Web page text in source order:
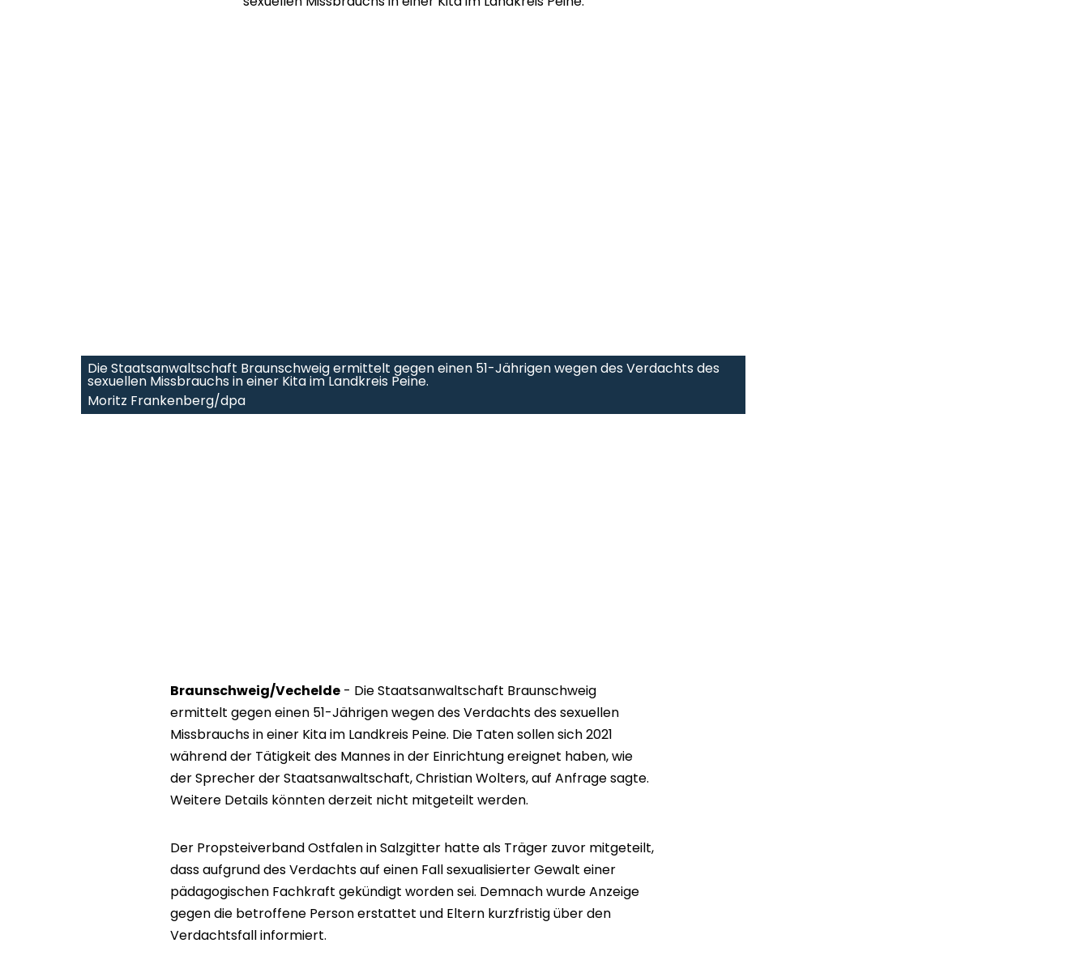
Die Staatsanwaltschaft Braunschweig ermittelt gegen einen 51-Jährigen wegen des Verdachts des
sexuellen Missbrauchs in einer Kita im Landkreis Peine.
Moritz Frankenberg/dpa
Braunschweig/Vechelde - Die Staatsanwaltschaft Braunschweig
ermittelt gegen einen 51-Jährigen wegen des Verdachts des sexuellen
Missbrauchs in einer Kita im Landkreis Peine. Die Taten sollen sich 2021
während der Tätigkeit des Mannes in der Einrichtung ereignet haben, wie
der Sprecher der Staatsanwaltschaft, Christian Wolters, auf Anfrage sagte.
Weitere Details könnten derzeit nicht mitgeteilt werden.
Der Propsteiverband Ostfalen in Salzgitter hatte als Träger zuvor mitgeteilt,
dass aufgrund des Verdachts auf einen Fall sexualisierter Gewalt einer
pädagogischen Fachkraft gekündigt worden sei. Demnach wurde Anzeige
gegen die betroffene Person erstattet und Eltern kurzfristig über den
Verdachtsfall informiert.